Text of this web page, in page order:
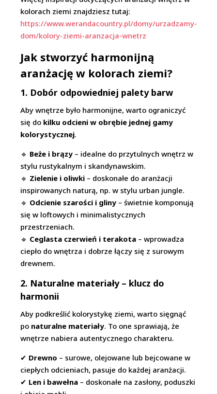
kolorach ziemi znajdziesz tutaj:
https://www.werandacountry.pl/domy/urzadzamy-
dom/kolory-ziemi-aranzacja-wnetrz
Jak stworzyć harmonijną
aranżację w kolorach ziemi?
1. Dobór odpowiedniej palety barw
Aby wnętrze było harmonijne, warto ograniczyć
się do kilku odcieni w obrębie jednej gamy
kolorystycznej.
🔹 Beże i brązy – idealne do przytulnych wnętrz w
stylu rustykalnym i skandynawskim.
🔹 Zielenie i oliwki – doskonałe do aranżacji
inspirowanych naturą, np. w stylu urban jungle.
🔹 Odcienie szarości i gliny – świetnie komponują
się w loftowych i minimalistycznych
przestrzeniach.
🔹 Ceglasta czerwień i terakota – wprowadza
ciepło do wnętrza i dobrze łączy się z surowym
drewnem.
2. Naturalne materiały – klucz do
harmonii
Aby podkreślić kolorystykę ziemi, warto sięgnąć
po naturalne materiały. To one sprawiają, że
wnętrze nabiera autentycznego charakteru.
✔ Drewno – surowe, olejowane lub bejcowane w
ciepłych odcieniach, pasuje do każdej aranżacji.
✔ Len i bawełna – doskonałe na zasłony, poduszki